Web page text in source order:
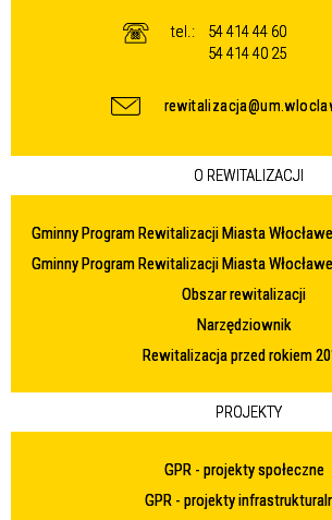
tel.:
54 414 44 60
54 414 40 25
O REWITALIZACJI
Gminny Program Rewitalizacji Miasta
Gminny Program Rewitalizacji Miasta
Obszar rewitalizacji
Narzędziownik
Rewitalizacja przed rokiem
PROJEKTY
GPR - projekty społeczne
GPR - projekty